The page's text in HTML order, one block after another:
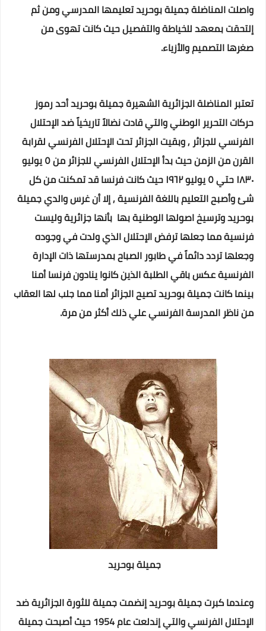
واصلت المناضلة جميلة بوحريد تعليمها المدرسي ومن ثم
إلتحقت بمعهد للخياطة والتفصيل حيث كانت تهوى من
صغرها التصميم والأزياء.
تعتبر المناضلة الجزائرية الشهيرة جميلة بوحريد أحد رموز
حركات التحرير الوطني والتي قادت نضالاً تاريخياً ضد الإحتلال
الفرنسي للجزائر , وبقيت الجزائر تحت الإحتلال الفرنسي لقرابة
القرن من الزمن حيث بدأ الإحتلال الفرنسي للجزائر من ٥ يوليو
١٨٣٠ حتي ٥ يوليو ١٩٦٢ حيث كانت فرنسا قد تمكنت من كل
شئ وأصبح التعليم باللغة الفرنسية , إلا أن غرس والدي جميلة
بوحريد وترسيخ اصولها الوطنية بها بأنها جزائرية وليست
فرنسية مما جعلها ترفض الإحتلال الذي ولدت في وجوده
وجعلها تردد دائماً في طابور الصباح بمدرستها ذات الإدارة
الفرنسية عكس باقي الطلبة الذين كانوا ينادون فرنسا أمنا
بينما كانت جميلة بوحريد تصيح الجزائر أمنا مما جلب لها العقاب
من ناظر المدرسة الفرنسي علي ذلك أكثر من مرة.
جميلة بوحريد
وعندما كبرت جميلة بوحريد إنضمت جميلة للثورة الجزائرية ضد
الإحتلال الفرنسي والتي إندلعت عام 1954 حيث أصبحت جميلة